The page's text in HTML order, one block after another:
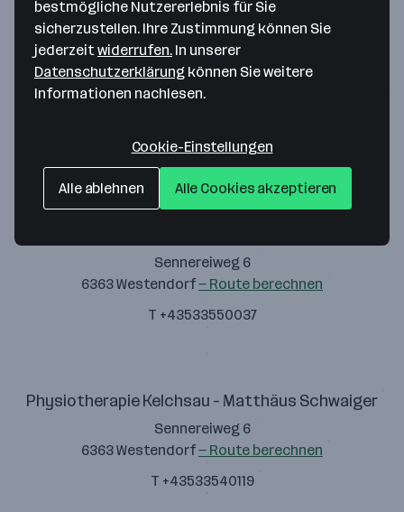
vitalhoch2 - Physiotherapie Matthäus Schwaiger
6363 Westendorf— Route berechnen
Sennereiweg 6
6363 Westendorf— Route berechnen
T +43533550037
Physiotherapie Kelchsau - Matthäus Schwaiger
Sennereiweg 6
6363 Westendorf— Route berechnen
T +43533540119
bestmögliche Nutzererlebnis für Sie
sicherzustellen. Ihre Zustimmung können Sie
jederzeit widerrufen. In unserer
Datenschutzerklärung können Sie weitere
Informationen nachlesen.
Cookie-Einstellungen
Alle ablehnen Alle Cookies akzeptieren